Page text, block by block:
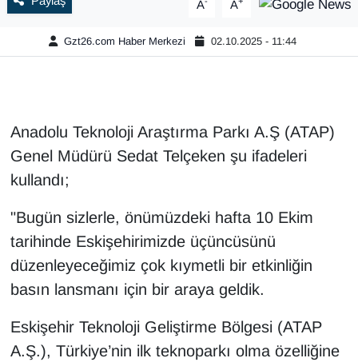
A A
Gzt26.com Haber Merkezi 02.10.2025 - 11:44
Anadolu Teknoloji Araştırma Parkı A.Ş (ATAP)
Genel Müdürü Sedat Telçeken şu ifadeleri
kullandı;
"Bugün sizlerle, önümüzdeki hafta 10 Ekim
tarihinde Eskişehirimizde üçüncüsünü
düzenleyeceğimiz çok kıymetli bir etkinliğin
basın lansmanı için bir araya geldik.
Eskişehir Teknoloji Geliştirme Bölgesi (ATAP
A.Ş.), Türkiye’nin ilk teknoparkı olma özelliğine